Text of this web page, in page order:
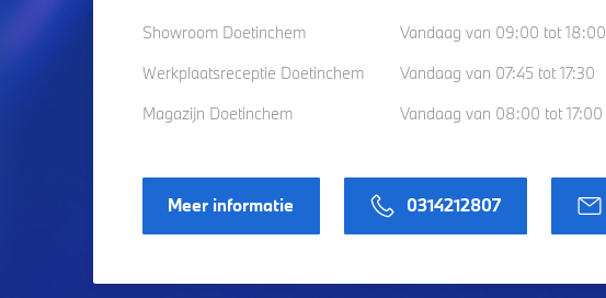
Showroom Doetinchem Vandaag van 09:00 tot 18:00
Werkplaatsreceptie Doetinchem
Vandaag van 07:45 tot 17:30
Magazijn Doetinchem
Vandaag van 08:00 tot 17:00
Meer informatie 0314212807